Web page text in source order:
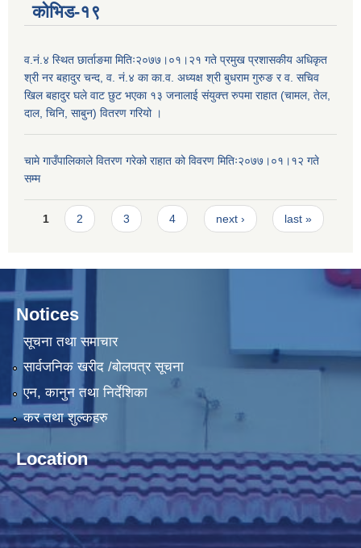
कोभिड-१९
व.नं.४ स्थित छार्ताङमा मितिः२०७७।०१।२१ गते प्रमुख प्रशासकीय अधिकृत
श्री नर बहादुर चन्द, व. नं.४ का का.व. अध्यक्ष श्री बुधराम गुरुङ र व. सचिव
खिल बहादुर घले वाट छुट भएका १३ जनालाई संयुक्त्त रुपमा राहात (चामल, तेल,
दाल, चिनि, साबुन) वितरण गरियो ।
चामे गाउँपालिकाले वितरण गरेको राहात को विवरण मितिः२०७७।०१।१२ गते
सम्म
Pages
1 2 3 4 next › last »
Notices
सूचना तथा समाचार
सार्वजनिक खरीद /बोलपत्र सूचना
एन, कानुन तथा निर्देशिका
कर तथा शुल्कहरु
Location